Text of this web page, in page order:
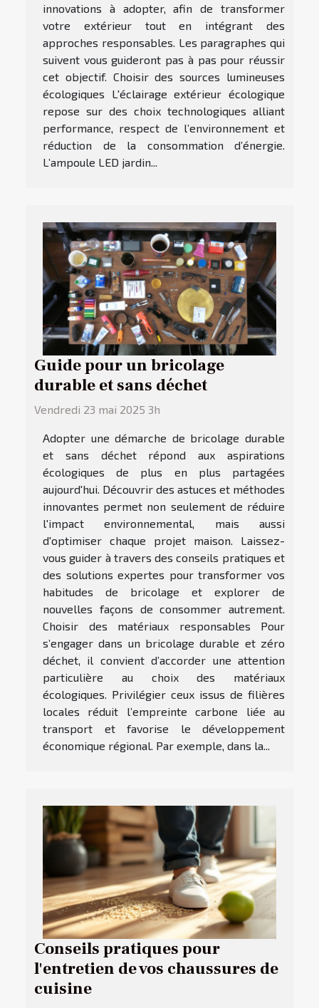
innovations à adopter, afin de transformer
votre extérieur tout en intégrant des
approches responsables. Les paragraphes qui
suivent vous guideront pas à pas pour réussir
cet objectif. Choisir des sources lumineuses
écologiques L'éclairage extérieur écologique
repose sur des choix technologiques alliant
performance, respect de l’environnement et
réduction de la consommation d’énergie.
L’ampoule LED jardin...
Guide pour un bricolage
durable et sans déchet
Vendredi 23 mai 2025 3h
Adopter une démarche de bricolage durable
et sans déchet répond aux aspirations
écologiques de plus en plus partagées
aujourd'hui. Découvrir des astuces et méthodes
innovantes permet non seulement de réduire
l'impact environnemental, mais aussi
d'optimiser chaque projet maison. Laissez-
vous guider à travers des conseils pratiques et
des solutions expertes pour transformer vos
habitudes de bricolage et explorer de
nouvelles façons de consommer autrement.
Choisir des matériaux responsables Pour
s’engager dans un bricolage durable et zéro
déchet, il convient d’accorder une attention
particulière au choix des matériaux
écologiques. Privilégier ceux issus de filières
locales réduit l’empreinte carbone liée au
transport et favorise le développement
économique régional. Par exemple, dans la...
Conseils pratiques pour
l'entretien de vos chaussures de
cuisine